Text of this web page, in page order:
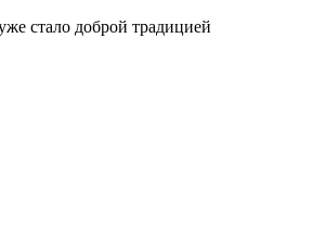
стало доброй традицией